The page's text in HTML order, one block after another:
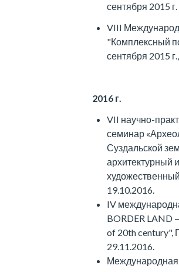
сентября 2015 г.
VIII
"Комплексный
сентября 2015
2016 г.
VII научно-
семинар
Суздальской
архитектурный и
19.10.2016.
IV
BORDER LAND
of 20th century",
29.11.2016.